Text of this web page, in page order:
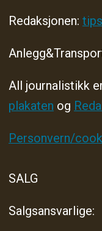
Redaksjonen:
All journalistikk
plakaten og
Personvern/
SALG
Salgsansvarlige: